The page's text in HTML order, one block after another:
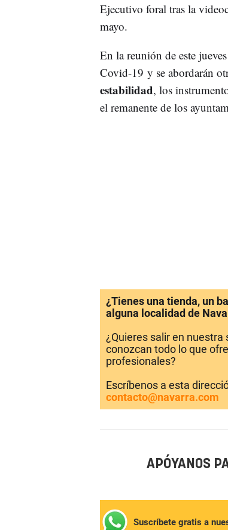
Ejecutivo foral tras la
mayo.
En la reunión de este
Covid-19 y se abordarán
estabilidad, los
el remanente de los
¿Tienes una tienda, un
alguna localidad de
¿Quieres salir en nuestra
conozcan todo lo que
profesionales?
Escríbenos a esta
contacto@navarra.com
APÓYANOS
Suscríbete gratis a